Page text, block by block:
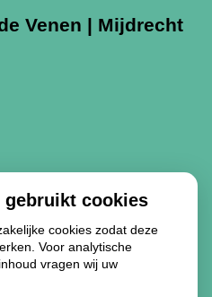
Venen | Mijdrecht
gebruikt cookies
cookies zodat deze
Voor analytische
vragen wij uw